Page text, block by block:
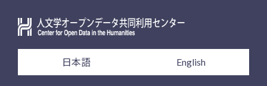
日本語 English